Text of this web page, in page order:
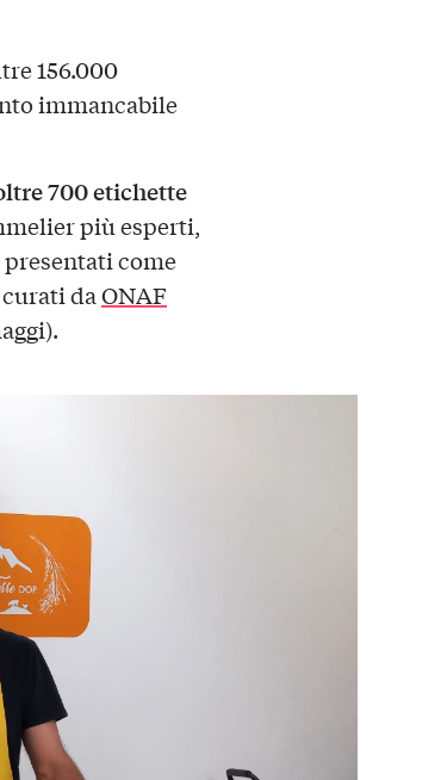
156.000
immancabile
700 etichette
più esperti,
come
daONAF